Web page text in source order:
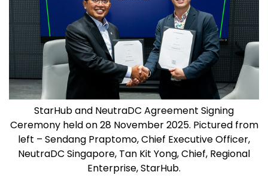
StarHub and NeutraDC Agreement Signing
Ceremony held on 28 November 2025. Pictured from
left – Sendang Praptomo, Chief Executive Officer,
NeutraDC Singapore, Tan Kit Yong, Chief, Regional
Enterprise, StarHub.